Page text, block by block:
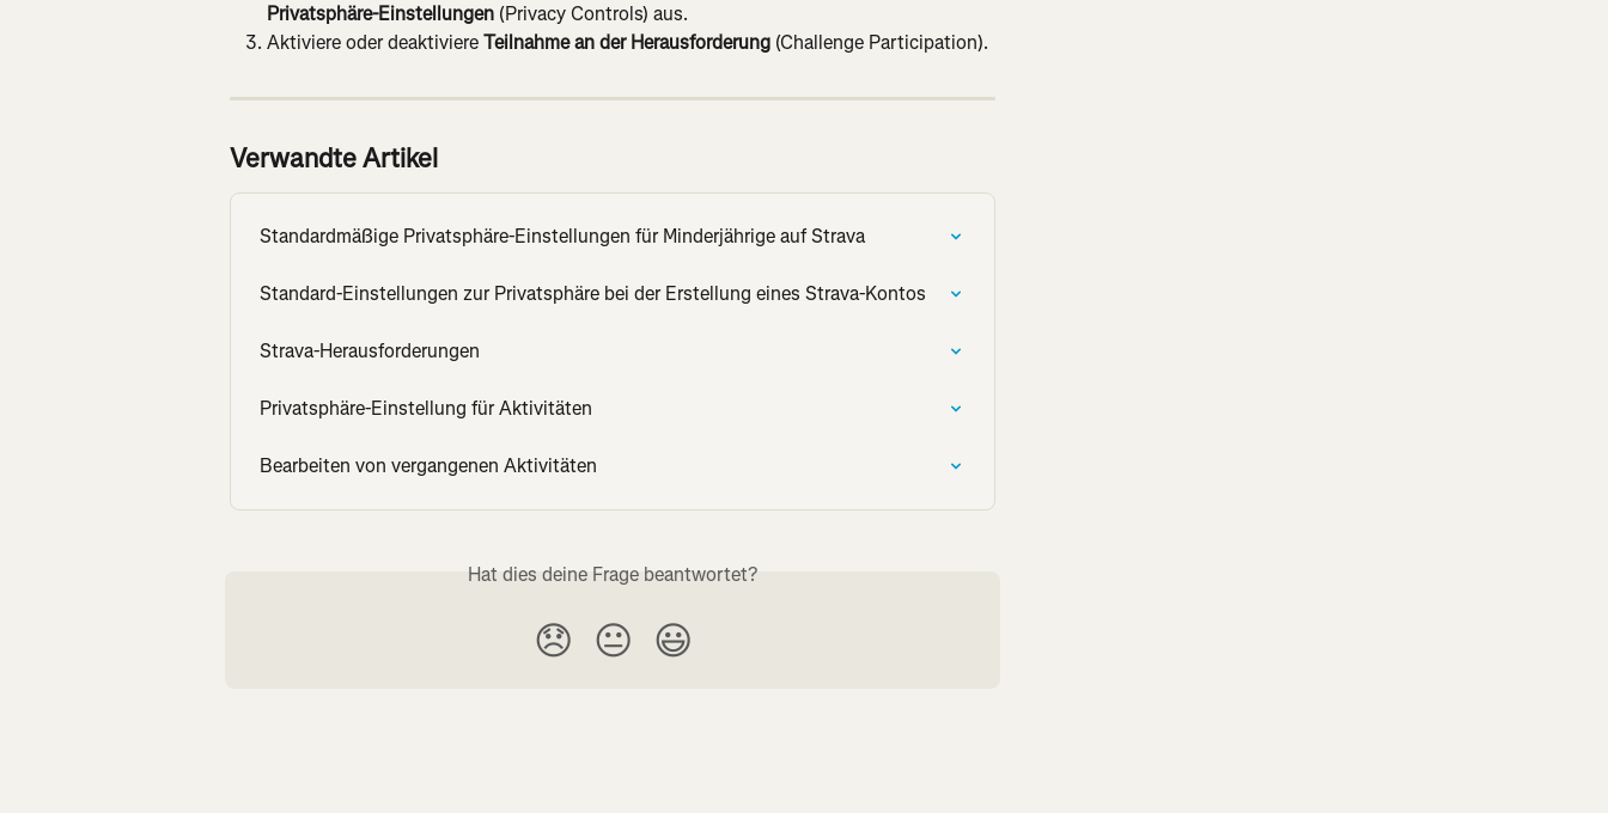
Privatsphäre-Einstellungen (Privacy Controls) aus.
Aktiviere oder deaktiviere Teilnahme an der Herausforderung (Challenge Participation).
Verwandte Artikel
Standardmäßige Privatsphäre-Einstellungen für Minderjährige auf Strava
Standard-Einstellungen zur Privatsphäre bei der Erstellung eines Strava-Kontos
Strava-Herausforderungen
Privatsphäre-Einstellung für Aktivitäten
Bearbeiten von vergangenen Aktivitäten
Hat dies deine Frage beantwortet?
😞 😐 😃